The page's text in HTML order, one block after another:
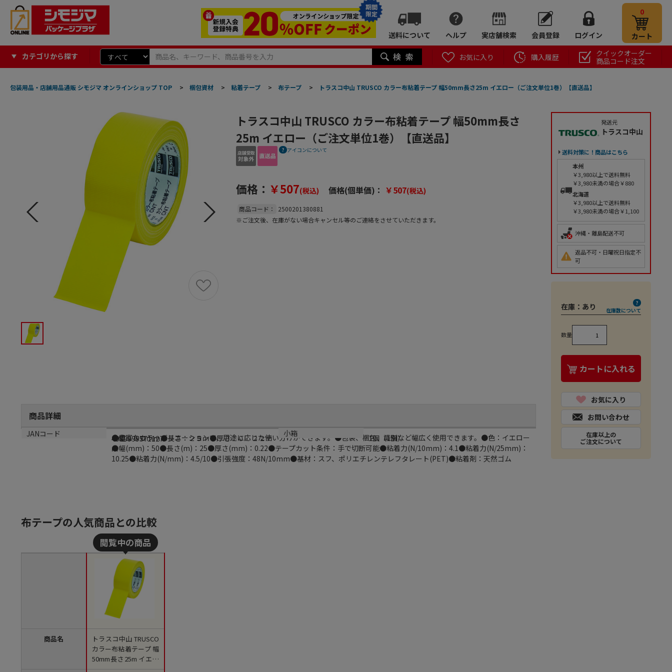
期間
限定
送料について ヘルプ 実店舗検索 会員登録 ログイン
0
カート
カテゴリから探す お気に入り 購入履歴
クイックオーダー
商品コード注文
包装用品・店舗用品通販 シモジマ オンラインショップ TOP > 梱包資材 > 粘着テープ > 布テープ > トラスコ中山 TRUSCO カラー布粘着テープ 幅50mm長さ25m イエロー（ご注文単位1巻）【直送品】
トラスコ中山 TRUSCO カラー布粘着テープ 幅50mm長さ
25m イエロー（ご注文単位1巻）【直送品】
アイコンについて
価格： ￥507(税込) 価格(個単価)： ￥507(税込)
商品コード：
2500201380881
※ご注文後、在庫がない場合キャンセル等のご連絡をさせていただきます。
商品詳細
商品説明
●豊富なカラーバリエーションで、用途に応じた使い分けができます。●包装、梱包、識別など幅広く使用できます。●色：イエロー
●幅(mm)：50●長さ(m)：25●厚さ(mm)：0.22●テープカット条件：手で切断可能●粘着力(N/10mm)：4.1●粘着力(N/25mm)：
10.25●粘着力(N/mm)：4.5/10●引張強度：48N/10mm●基材：スフ、ポリエチレンテレフタレート(PET)●粘着剤：天然ゴム
サイズ
●幅：５０ｍｍ●長さ：２５ｍ●厚さ：０．２２ｍ
ｍ
小箱
1個（1個）
JANコード
4989999571127
発送元
トラスコ中山
送料対策に！商品はこちら
本州
￥3,980以上で送料無料
￥3,980未満の場合￥880
北海道
￥3,980以上で送料無料
￥3,980未満の場合￥1,100
沖縄・離島配送不可
返品不可・日曜祝日指定不
可
在庫： あり 在庫数について
数量
カートに入れる
お気に入り
お問い合わせ
在庫以上の
ご注文について
布テープの人気商品との比較
商品名
トラスコ中山 TRUSCO
カラー布粘着テープ 幅
50mm長さ25m イエロ
ー（ご注文単位1巻）